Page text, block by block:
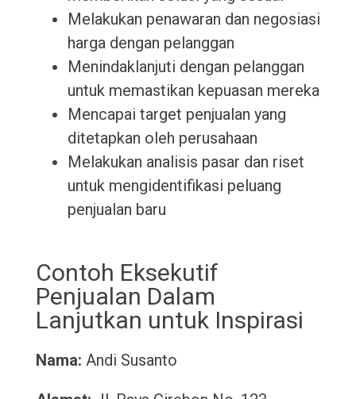
Melakukan penawaran dan negosiasi
harga dengan pelanggan
Menindaklanjuti dengan pelanggan
untuk memastikan kepuasan mereka
Mencapai target penjualan yang
ditetapkan oleh perusahaan
Melakukan analisis pasar dan riset
untuk mengidentifikasi peluang
penjualan baru
Contoh Eksekutif
Penjualan Dalam
Lanjutkan untuk Inspirasi
Nama: Andi Susanto